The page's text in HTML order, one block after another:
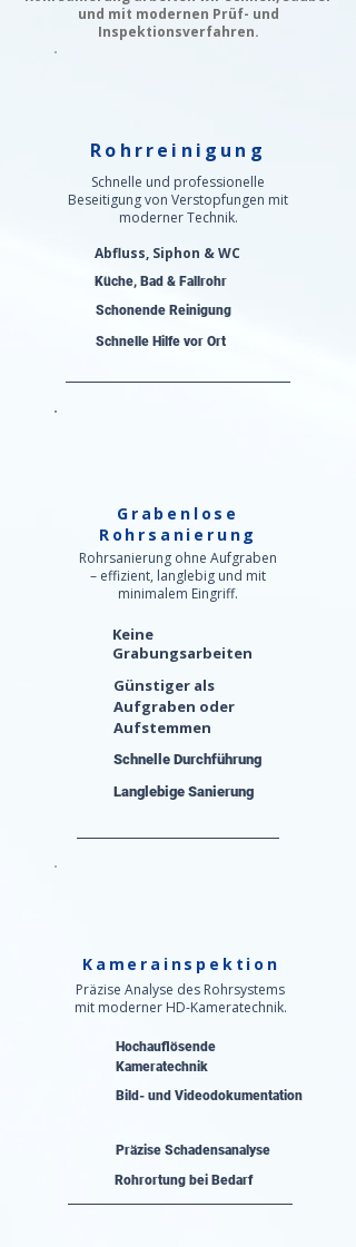
und mit modernen Prüf- und
Inspektionsverfahren.
Rohrreinigung
Schnelle und professionelle
Beseitigung von Verstopfungen mit
moderner Technik.
Abfluss, Siphon & WC
Küche, Bad & Fallrohr
Schonende Reinigung
Schnelle Hilfe vor Ort
Grabenlose
Rohrsanierung
Rohrsanierung ohne Aufgraben
– effizient, langlebig und mit
minimalem Eingriff.
Keine
Grabungsarbeiten
Günstiger als
Aufgraben oder
Aufstemmen
Schnelle Durchführung
Langlebige Sanierung
Kamerainspektion
Präzise Analyse des Rohrsystems
mit moderner HD-Kameratechnik.
Hochauflösende
Kameratechnik
Bild- und Videodokumentation
Präzise Schadensanalyse​
Rohrortung bei Bedarf